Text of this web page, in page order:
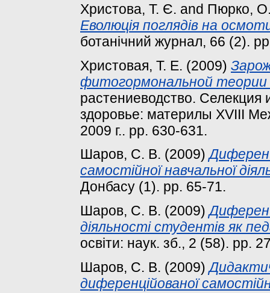
Христова, Т. Є. and Пюрко,
Еволюція поглядів на
ботанічний журнал, 66 (2).
Христовая, Т. Е. (2009)
фитогормональной теории
растениеводство. Селекция
здоровье: материлы ХVІІІ
2009 г.. pp. 630-631.
Шаров, С. В. (2009)
самостійної навчальної
Донбасу (1). pp. 65-71.
Шаров, С. В. (2009)
діяльності студентів як
освіти: наук. зб., 2 (58). pp.
Шаров, С. В. (2009)
диференційованої